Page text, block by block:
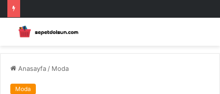
Anasayfa / Moda
Moda